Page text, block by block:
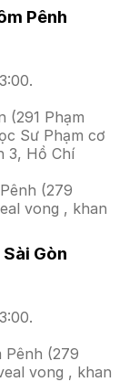
Pênh
(291 Phạm
Sư Phạm cơ
3, Hồ Chí
(279
vong , khan
Gòn
Pênh (279
vong , khan